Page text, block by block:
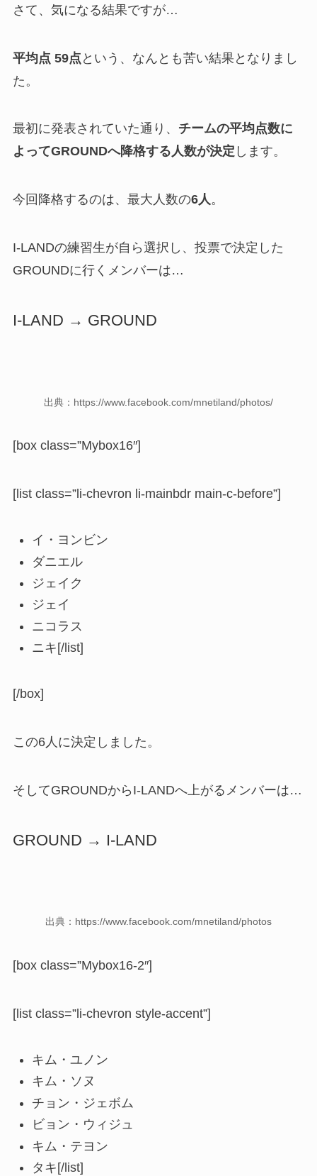
さて、気になる結果ですが…
平均点 59点 という、なんとも苦い結果となりまし
た。
最初に発表されていた通り、 チームの平均点数に
よってGROUNDへ降格する人数が決定 します。
今回降格するのは、最大人数の6人。
I-LANDの練習生が自ら選択し、投票で決定した
GROUNDに行くメンバーは…
I-LAND → GROUND
出典：https://www.facebook.com/mnetiland/photos/
[box class=”Mybox16″]
[list class=”li-chevron li-mainbdr main-c-before”]
イ・ヨンビン
ダニエル
ジェイク
ジェイ
ニコラス
ニキ[/list]
[/box]
この6人に決定しました。
そしてGROUNDからI-LANDへ上がるメンバーは…
GROUND → I-LAND
出典：https://www.facebook.com/mnetiland/photos
[box class=”Mybox16-2″]
[list class=”li-chevron style-accent”]
キム・ユノン
キム・ソヌ
チョン・ジェボム
ビョン・ウィジュ
キム・テヨン
タキ[/list]